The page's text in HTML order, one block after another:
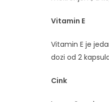
Vitamin E
Vitamin E je
dozi od 2
Cink